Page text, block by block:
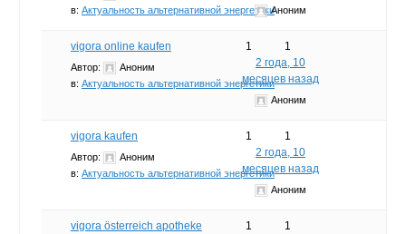
в: Актуальность альтернативной энергетикиАноним
vigora online kaufen
Автор:
Аноним
в: Актуальность альтернативной энергетики
1
1
2 года, 10
месяцев назад
Аноним
vigora kaufen
Автор:
Аноним
в: Актуальность альтернативной энергетики
1
1
2 года, 10
месяцев назад
Аноним
vigora österreich apotheke 1
1